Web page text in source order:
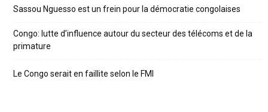
Sassou Nguesso est un frein pour la démocratie congolaises
Congo: lutte d’influence autour du secteur des télécoms et de la
primature
Le Congo serait en faillite selon le FMI